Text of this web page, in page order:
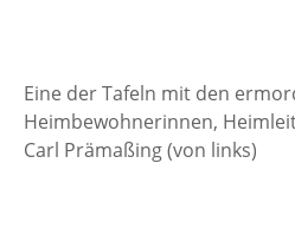
Eine der Tafeln mit den
Heimbewohnerinnen,
Carl Prämaßing (von links)